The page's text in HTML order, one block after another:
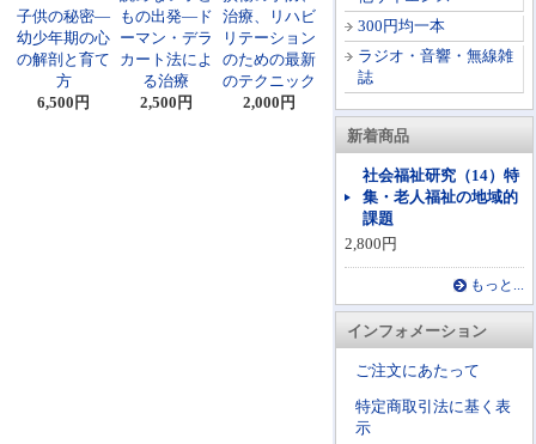
300円均一本
ラジオ・音響・無線雑
誌
新着商品
社会福祉研究（14）特
集・老人福祉の地域的
課題
2,800円
もっと...
インフォメーション
ご注文にあたって
特定商取引法に基く表
示
子供の秘密―
幼少年期の心
の解剖と育て
方
6,500円
もの出発―ド
ーマン・デラ
カート法によ
る治療
2,500円
治療、リハビ
リテーション
のための最新
のテクニック
2,000円